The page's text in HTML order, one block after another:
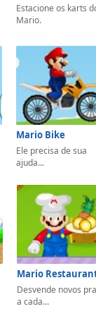
Estacione os karts
Mario.
Mario Bike
Ele precisa de sua
ajuda...
Mario
Desvende novos
a cada...